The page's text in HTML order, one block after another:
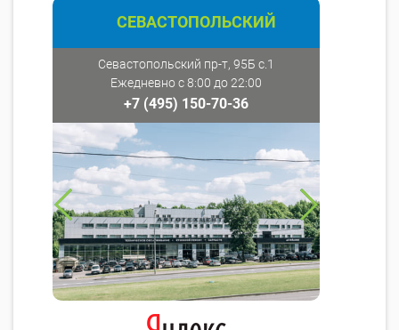
СЕВАСТОПОЛЬСКИЙ
Севастопольский пр-т, 95Б с.1
Ежедневно с 8:00 до 22:00
+7 (495) 150-70-36